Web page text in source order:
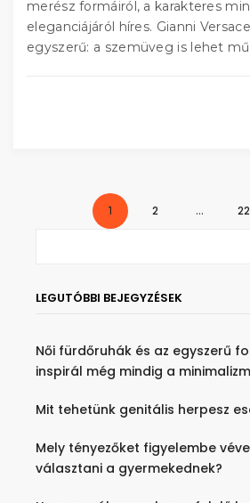
merész formáiról, a karakteres
eleganciájáról híres. Gianni
egyszerű: a szemüveg is lehet
1 2 … 22
LEGUTÓBBI BEJEGYZÉSEK
Női fürdőruhák és az egyszerű
inspirál még mindig a
Mit tehetünk genitális herpesz
Mely tényezőket figyelembe
választani a gyermekednek?